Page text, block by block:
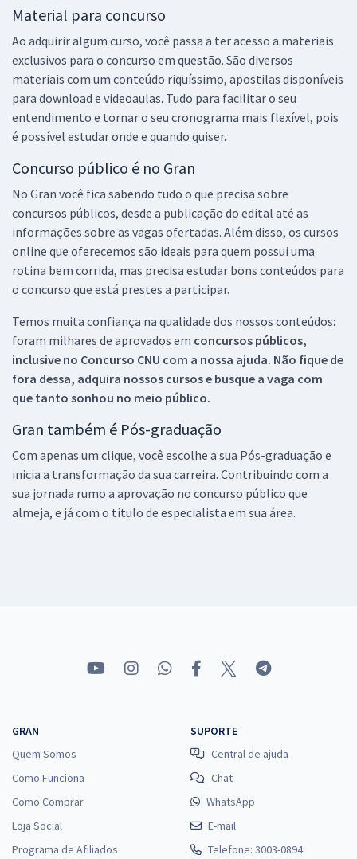
Material para concurso
Ao adquirir algum curso, você passa a ter acesso a materiais
exclusivos para o concurso em questão. São diversos
materiais com um conteúdo riquíssimo, apostilas disponíveis
para download e videoaulas. Tudo para facilitar o seu
entendimento e tornar o seu cronograma mais flexível, pois
é possível estudar onde e quando quiser.
Concurso público é no Gran
No Gran você fica sabendo tudo o que precisa sobre
concursos públicos, desde a publicação do edital até as
informações sobre as vagas ofertadas. Além disso, os cursos
online que oferecemos são ideais para quem possui uma
rotina bem corrida, mas precisa estudar bons conteúdos para
o concurso que está prestes a participar.
Temos muita confiança na qualidade dos nossos conteúdos:
foram milhares de aprovados em concursos públicos,
inclusive no Concurso CNU com a nossa ajuda. Não fique de
fora dessa, adquira nossos cursos e busque a vaga com
que tanto sonhou no meio público.
Gran também é Pós-graduação
Com apenas um clique, você escolhe a sua Pós-graduação e
inicia a transformação da sua carreira. Contribuindo com a
sua jornada rumo a aprovação no concurso público que
almeja, e já com o título de especialista em sua área.
GRAN
Quem Somos
Como Funciona
Como Comprar
Loja Social
Programa de Afiliados
SUPORTE
Central de ajuda
Chat
WhatsApp
E-mail
Telefone: 3003-0894